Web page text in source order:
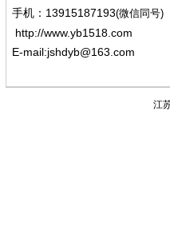
手机 ： 13915187193(微信同号)
http://www.yb1518.com
E-mail:jshdyb@163.com
江